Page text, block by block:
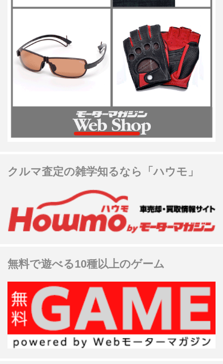
クルマ査定の雑学知るなら「ハウモ」
無料で遊べる10種以上のゲーム